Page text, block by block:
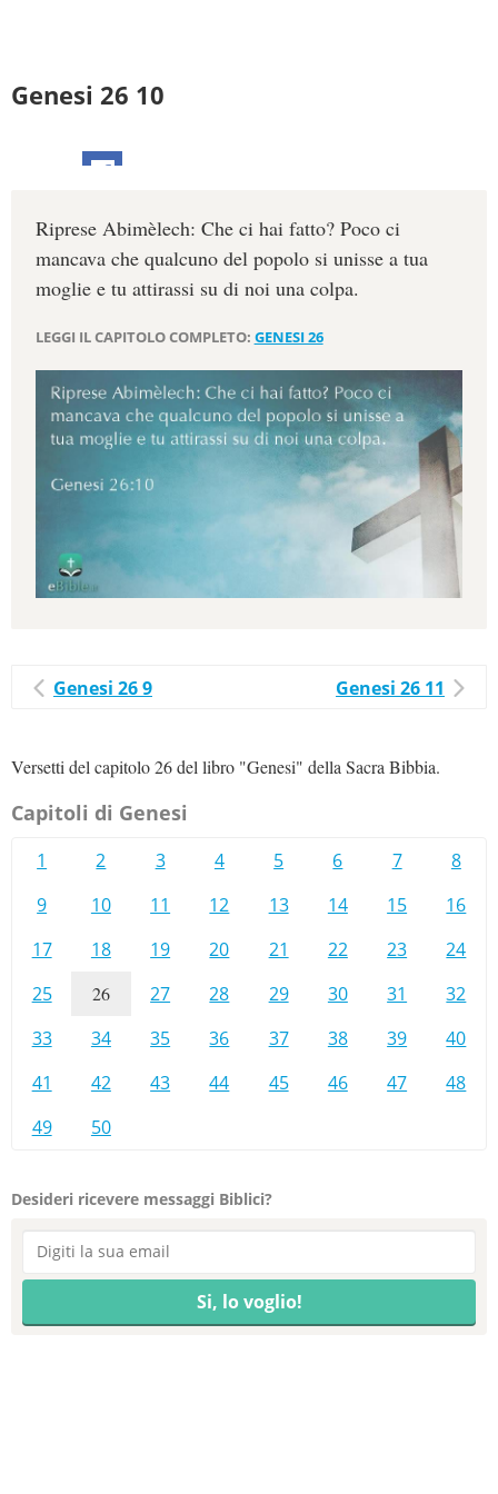
Genesi 26 10
Riprese Abimèlech: Che ci hai fatto? Poco ci
mancava che qualcuno del popolo si unisse a tua
moglie e tu attirassi su di noi una colpa.
LEGGI IL CAPITOLO COMPLETO: GENESI 26
Genesi 26 9 Genesi 26 11
Versetti del capitolo 26 del libro "Genesi" della Sacra Bibbia.
Capitoli di Genesi
1 2 3 4 5 6 7
8
9
10 11 12 13 14 15
16
17
18 19 20 21 22 23
24
25
26 27 28 29 30 31
32
33
34 35 36 37 38 39
40
41
42 43 44 45 46 47
48
49
50
Desideri ricevere messaggi Biblici?